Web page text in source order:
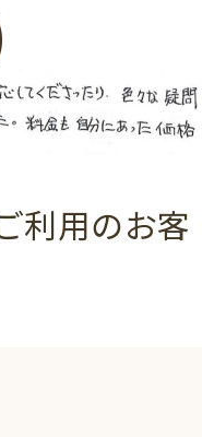
利用のお客